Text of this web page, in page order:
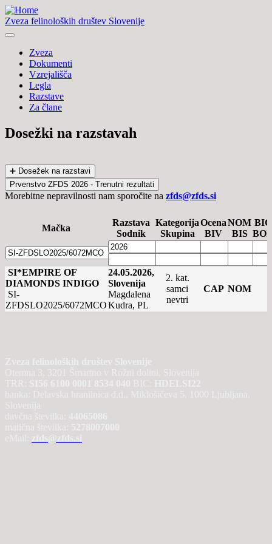
Zveza felinoloških društev Slovenije
Zveza
Dokumenti
Vzrejališča
Legla
Razstave
Za člane
Dosežki na razstavah
➕ Dosežek na razstavi
Prvenstvo ZFDS 2026 - Trenutni rezultati
Morebitne nepravilnosti nam sporočite na zfds@zfds.si
Mačka
Razstava
Sodnik
Kategorija
Skupina
Ocena
BIV
NOM
BIS
BIC
SI*EMPIRE OF
DIAMONDS INDIGO
SI-
ZFDSLO2025/6072MCO
24.05.2026,
Slovenija
Magdalena
Kudra, PL
2. kat.
samci
nevtri
CAP NOM